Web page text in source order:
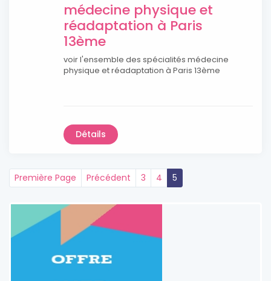
médecine physique et
réadaptation à Paris
13ème
voir l'ensemble des spécialités médecine
physique et réadaptation à Paris 13ème
Détails
Première Page Précédent 3 4 5